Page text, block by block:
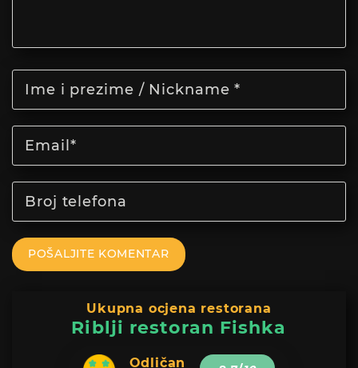
POŠALJITE KOMENTAR
Ukupna ocjena restorana
Riblji restoran Fishka
Odličan